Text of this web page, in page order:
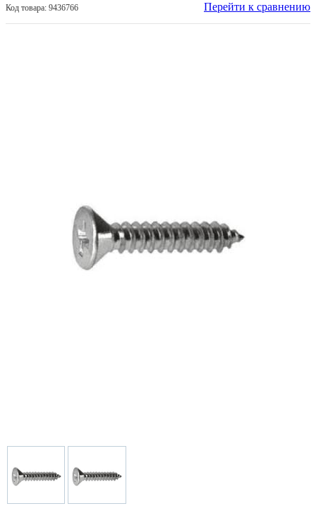
Код товара: 9436766 Перейти к сравнению